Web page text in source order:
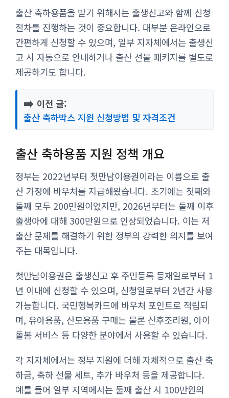
출산 축하용품을 받기 위해서는 출생신고와 함께 신청
절차를 진행하는 것이 중요합니다. 대부분 온라인으로
간편하게 신청할 수 있으며, 일부 지자체에서는 출생신
고 시 자동으로 안내하거나 출산 선물 패키지를 별도로
제공하기도 합니다.
➡️ 이전 글:
출산 축하박스 지원 신청방법 및 자격조건
출산 축하용품 지원 정책 개요
정부는 2022년부터 첫만남이용권이라는 이름으로 출
산 가정에 바우처를 지급해왔습니다. 초기에는 첫째와
둘째 모두 200만원이었지만, 2026년부터는 둘째 이후
출생아에 대해 300만원으로 인상되었습니다. 이는 저
출산 문제를 해결하기 위한 정부의 강력한 의지를 보여
주는 대목입니다.
첫만남이용권은 출생신고 후 주민등록 등재일로부터 1
년 이내에 신청할 수 있으며, 신청일로부터 2년간 사용
가능합니다. 국민행복카드에 바우처 포인트로 적립되
며, 유아용품, 산모용품 구매는 물론 산후조리원, 아이
돌봄 서비스 등 다양한 분야에서 사용할 수 있습니다.
각 지자체에서는 정부 지원에 더해 자체적으로 출산 축
하금, 축하 선물 세트, 추가 바우처 등을 제공합니다.
예를 들어 일부 지역에서는 둘째 출산 시 100만원의